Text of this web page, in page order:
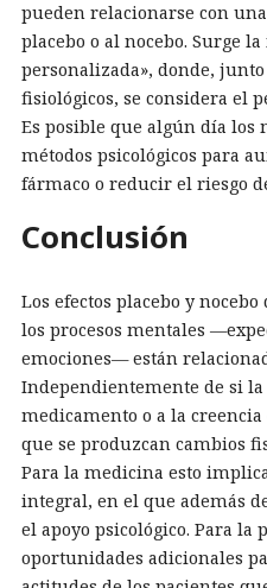
pueden relacionarse con
placebo o al nocebo. Surge
personalizada», donde,
fisiológicos, se considera el
Es posible que algún día los
métodos psicológicos para
fármaco o reducir el riesgo
Conclusión
Los efectos placebo y
los procesos mentales
emociones— están
Independientemente de si
medicamento o a la
que se produzcan cambios
Para la medicina esto
integral, en el que además
el apoyo psicológico. Para la
oportunidades adicionales